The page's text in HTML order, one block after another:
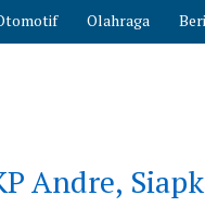
Olahraga
Andre,